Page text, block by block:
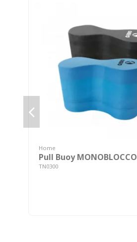
Home
Pull Buoy MONOBLOCCO
TN0300